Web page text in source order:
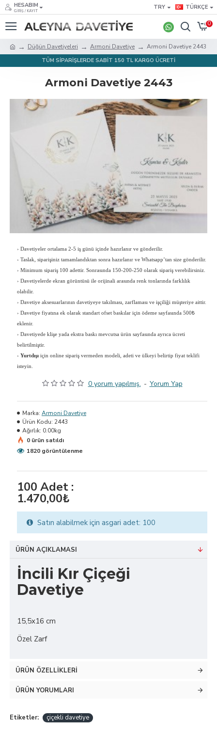
HESABIM
GIRIŞ / KAYIT
TRY TÜRKÇE
0
Düğün Davetiyeleri Armoni Davetiye Armoni Davetiye 2443
TÜM SİPARİŞLERDE SABİT 150 TL KARGO ÜCRETİ
Armoni Davetiye 2443
› Davetiyeler ortalama 2-5 iş günü içinde hazırlanır ve gönderilir.
› Taslak, siparişiniz tamamlandıktan sonra hazırlanır ve Whatsapp’tan size gönderilir.
› Minimum sipariş 100 adettir. Sonrasında 150-200-250 olarak sipariş verebilirsiniz.
› Davetiyelerde ekran görüntüsü ile orijinali arasında renk tonlarında farklılık
olabilir.
› Davetiye aksesuarlarının davetiyeye takılması, zarflaması ve işçiliği müşteriye aittir.
› Davetiye fiyatına ek olarak standart ofset baskılar için ödeme sayfasında 500₺
eklenir.
› Davetiyede klişe yada ekstra baskı mevcutsa ürün sayfasında ayrıca ücreti
belirtilmiştir.
› Yurtdışı için online sipariş vermeden modeli, adeti ve ülkeyi belirtip fiyat teklifi
isteyin.
0 yorum yapılmış. - Yorum Yap
100 Adet :
1.470,00₺
Marka: Armoni Davetiye
Ürün Kodu: 2443
Ağırlık: 0.00kg
0 ürün satıldı
1820 görüntülenme
Satın alabilmek için asgari adet: 100
ÜRÜN AÇIKLAMASI
İncili Kır Çiçeği
Davetiye
15,5x16 cm
Özel Zarf
ÜRÜN ÖZELLIKLERI
ÜRÜN YORUMLARI
Etiketler: çiçekli davetiye